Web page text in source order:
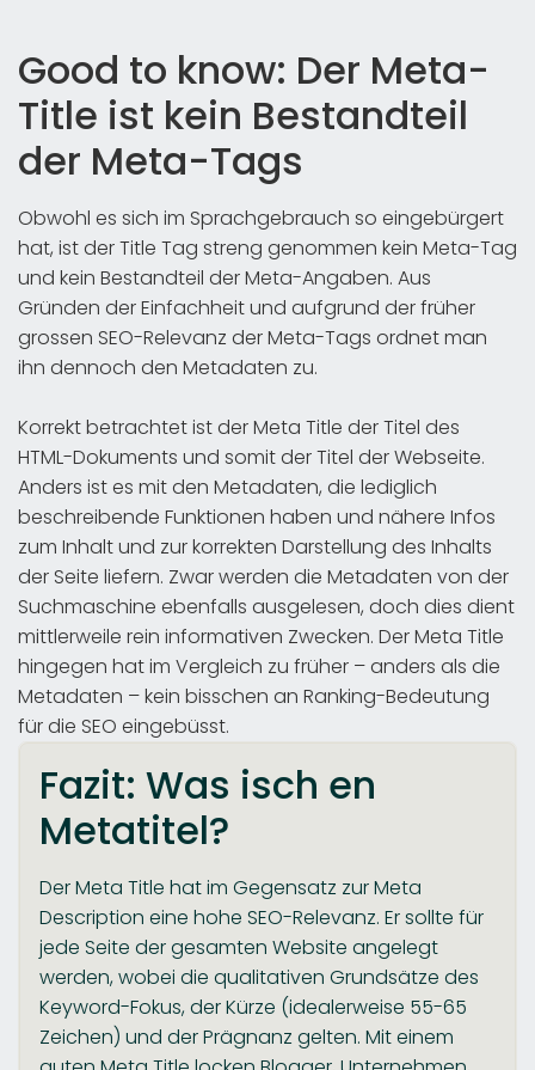
Good to know: Der Meta-
Title ist kein Bestandteil
der Meta-Tags
Obwohl es sich im Sprachgebrauch so eingebürgert
hat, ist der Title Tag streng genommen kein Meta-Tag
und kein Bestandteil der Meta-Angaben. Aus
Gründen der Einfachheit und aufgrund der früher
grossen SEO-Relevanz der Meta-Tags ordnet man
ihn dennoch den Metadaten zu.
Korrekt betrachtet ist der Meta Title der Titel des
HTML-Dokuments und somit der Titel der Webseite.
Anders ist es mit den Metadaten, die lediglich
beschreibende Funktionen haben und nähere Infos
zum Inhalt und zur korrekten Darstellung des Inhalts
der Seite liefern. Zwar werden die Metadaten von der
Suchmaschine ebenfalls ausgelesen, doch dies dient
mittlerweile rein informativen Zwecken. Der Meta Title
hingegen hat im Vergleich zu früher – anders als die
Metadaten – kein bisschen an Ranking-Bedeutung
für die SEO eingebüsst.
Fazit: Was isch en
Metatitel?
Der Meta Title hat im Gegensatz zur Meta
Description eine hohe SEO-Relevanz. Er sollte für
jede Seite der gesamten Website angelegt
werden, wobei die qualitativen Grundsätze des
Keyword-Fokus, der Kürze (idealerweise 55-65
Zeichen) und der Prägnanz gelten. Mit einem